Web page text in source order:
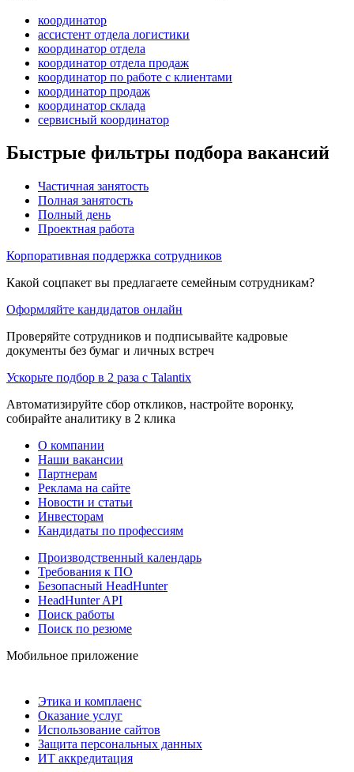
координатор
ассистент отдела логистики
координатор отдела
координатор отдела продаж
координатор по работе с клиентами
координатор продаж
координатор склада
сервисный координатор
Быстрые фильтры подбора вакансий
Частичная занятость
Полная занятость
Полный день
Проектная работа
Корпоративная поддержка сотрудников
Какой соцпакет вы предлагаете семейным сотрудникам?
Оформляйте кандидатов онлайн
Проверяйте сотрудников и подписывайте кадровые
документы без бумаг и личных встреч
Ускорьте подбор в 2 раза с Talantix
Автоматизируйте сбор откликов, настройте воронку,
собирайте аналитику в 2 клика
О компании
Наши вакансии
Партнерам
Реклама на сайте
Новости и статьи
Инвесторам
Кандидаты по профессиям
Производственный календарь
Требования к ПО
Безопасный HeadHunter
HeadHunter API
Поиск работы
Поиск по резюме
Мобильное приложение
Этика и комплаенс
Оказание услуг
Использование сайтов
Защита персональных данных
ИТ аккредитация